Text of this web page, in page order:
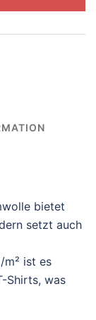
bietet
setzt auch
ist es
Shirts, was